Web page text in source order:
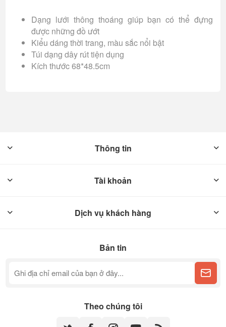
Dạng lưới thông thoáng giúp bạn có thể đựng
được những đồ ướt
Kiểu dáng thời trang, màu sắc nổi bật
Túi dạng dây rút tiện dụng
Kích thước 68*48.5cm
Thông tin
Tài khoản
Dịch vụ khách hàng
Bản tin
Theo chúng tôi